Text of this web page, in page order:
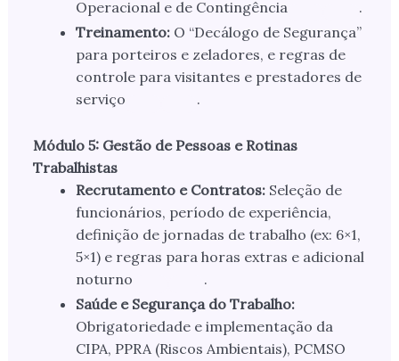
Operacional e de Contingência
.
Treinamento:O “Decálogo de Segurança”
para porteiros e zeladores, e regras de
controle para visitantes e prestadores de
serviço
.
Módulo 5: Gestão de Pessoas e Rotinas
Trabalhistas
Recrutamento e Contratos:Seleção de
funcionários, período de experiência,
definição de jornadas de trabalho (ex: 6×1,
5×1) e regras para horas extras e adicional
noturno
.
Saúde e Segurança do Trabalho:
Obrigatoriedade e implementação da
CIPA, PPRA (Riscos Ambientais), PCMSO